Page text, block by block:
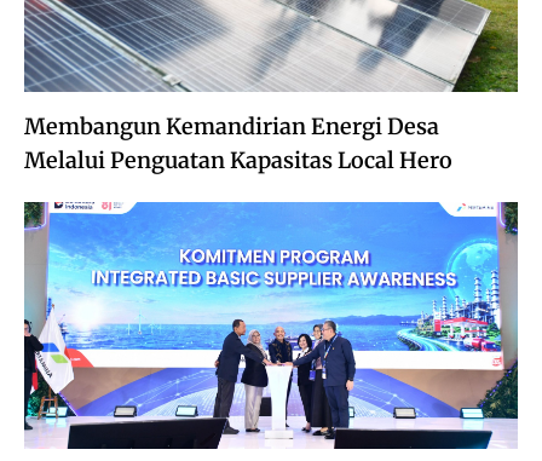
Membangun Kemandirian Energi Desa
Melalui Penguatan Kapasitas Local Hero